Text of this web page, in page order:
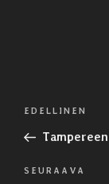
Edellinen
artikkeli
EDELLINEN
Seuraava
SEURAAVA